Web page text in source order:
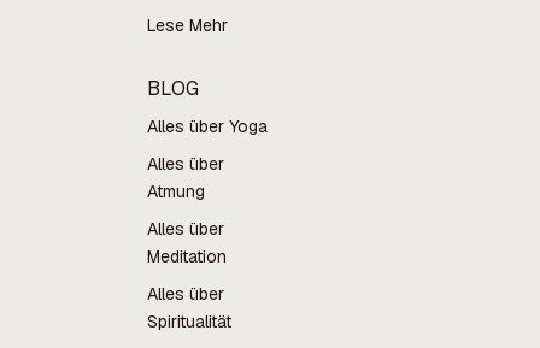
Lese Mehr
BLOG
Alles über Yoga
Alles über
Atmung
Alles über
Meditation
Alles über
Spiritualität